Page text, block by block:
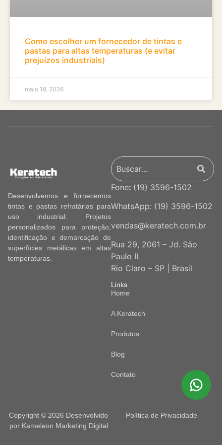
Como escolher um fornecedor de tintas e
pastas para altas temperaturas (e evitar
prejuízos industriais)
maio 18, 2026
Desenvolvemos e fornecemos
tintas e pastas refratárias para
uso industrial. Projetos
personalizados para proteção,
identificação e demarcação de
superfícies metálicas em altas
temperaturas.
Fone: (19) 3596-1502
WhatsApp: (19) 3596-1502
vendas@keratech.com.br
Rua 29, 2061 – Jd. São
Paulo II
Rio Claro – SP | Brasil
Links
Home
A Keratech
Produtos
Blog
Contato
Copyright © 2026 Desenvolvido
por Kameleon Marketing Digital
Política de Privacidade